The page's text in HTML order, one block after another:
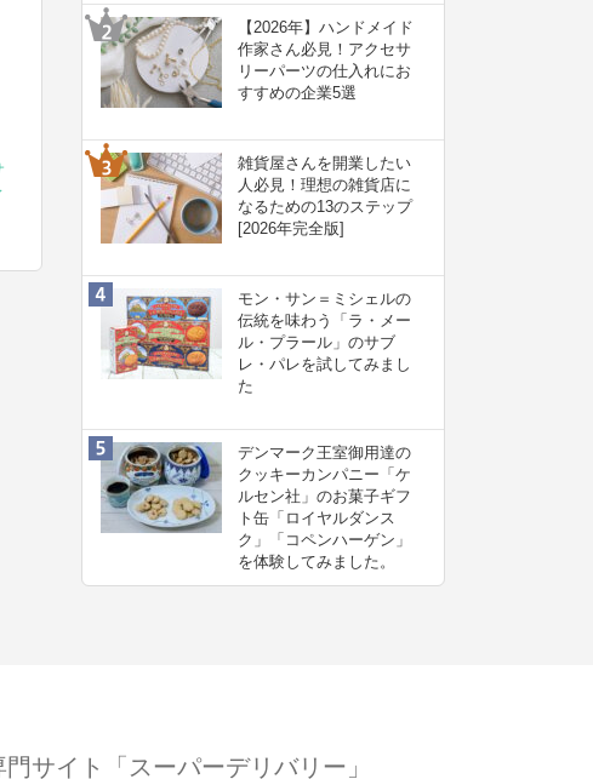
【2026年】ハンドメイド
作家さん必見！アクセサ
リーパーツの仕入れにお
すすめの企業5選
雑貨屋さんを開業したい
人必見！理想の雑貨店に
なるための13のステップ
[2026年完全版]
モン・サン＝ミシェルの
伝統を味わう「ラ・メー
ル・プラール」のサブ
レ・パレを試してみまし
た
デンマーク王室御用達の
クッキーカンパニー「ケ
ルセン社」のお菓子ギフ
ト缶「ロイヤルダンス
ク」「コペンハーゲン」
を体験してみました。
サイト「スーパーデリバリー」